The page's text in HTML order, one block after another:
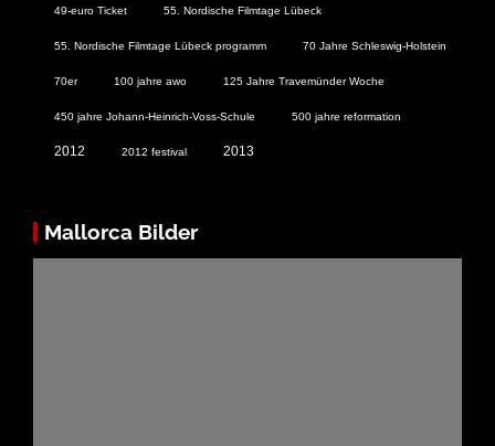
49-euro Ticket 55. Nordische Filmtage Lübeck
55. Nordische Filmtage Lübeck programm 70 Jahre Schleswig-Holstein
70er 100 jahre awo 125 Jahre Travemünder Woche
450 jahre Johann-Heinrich-Voss-Schule 500 jahre reformation
2012 2012 festival 2013
Mallorca Bilder